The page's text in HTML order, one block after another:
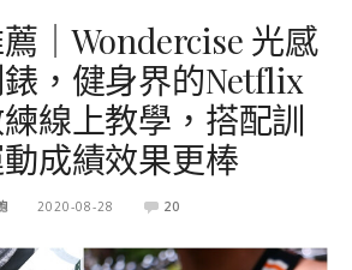
｜Wondercise 光感
，健身界的Netflix
線上教學，搭配訓
成績效果更棒
2020-08-28 20